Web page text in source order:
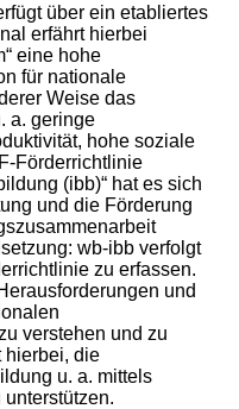
über ein etabliertes
erfährt hierbei
eine hohe
für nationale
Weise das
a. geringe
hohe soziale
Förderrichtlinie
(ibb)“ hat es sich
und die Förderung
wb-ibb verfolgt
zu erfassen.
und
verstehen und zu
hierbei, die
u. a. mittels